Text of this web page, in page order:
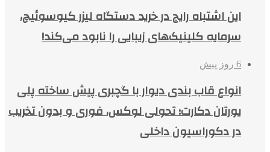
این اشتباه رایج در خرید دستگاه لیزر کیوسوئیچ،
سرمایه کلینیک‌های زیبایی را نابود می‌کند!
6 روز پیش
انواع قاب بندی دیوار با گچبری پیش ساخته پلی
یورتان دکارت؛ تحولی لوکس، فوری و بدون تخریب
در دکوراسیون داخلی